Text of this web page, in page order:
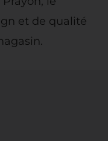
et de qualité